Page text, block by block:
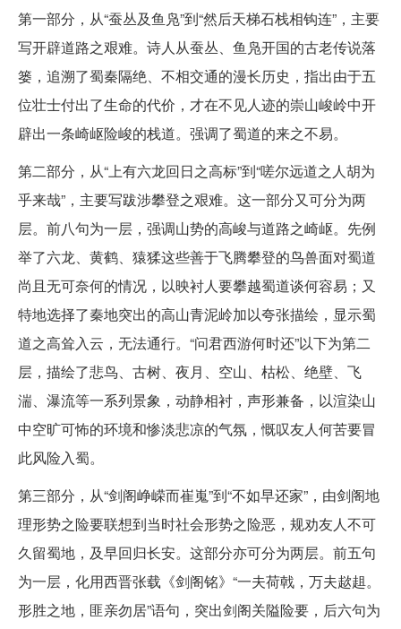
第一部分，从“蚕丛及鱼凫”到“然后天梯石栈相钩连”，主要
写开辟道路之艰难。诗人从蚕丛、鱼凫开国的古老传说落
篓，追溯了蜀秦隔绝、不相交通的漫长历史，指出由于五
位壮士付出了生命的代价，才在不见人迹的崇山峻岭中开
辟出一条崎岖险峻的栈道。强调了蜀道的来之不易。
第二部分，从“上有六龙回日之高标”到“嗟尔远道之人胡为
乎来哉”，主要写跋涉攀登之艰难。这一部分又可分为两
层。前八句为一层，强调山势的高峻与道路之崎岖。先例
举了六龙、黄鹤、猿猱这些善于飞腾攀登的鸟兽面对蜀道
尚且无可奈何的情况，以映衬人要攀越蜀道谈何容易；又
特地选择了秦地突出的高山青泥岭加以夸张描绘，显示蜀
道之高耸入云，无法通行。“问君西游何时还”以下为第二
层，描绘了悲鸟、古树、夜月、空山、枯松、绝壁、飞
湍、瀑流等一系列景象，动静相衬，声形兼备，以渲染山
中空旷可怖的环境和惨淡悲凉的气氛，慨叹友人何苦要冒
此风险入蜀。
第三部分，从“剑阁峥嵘而崔嵬”到“不如早还家”，由剑阁地
理形势之险要联想到当时社会形势之险恶，规劝友人不可
久留蜀地，及早回归长安。这部分亦可分为两层。前五句
为一层，化用西晋张载《剑阁铭》“一夫荷戟，万夫趑趄。
形胜之地，匪亲勿居”语句，突出剑阁关隘险要，后六句为